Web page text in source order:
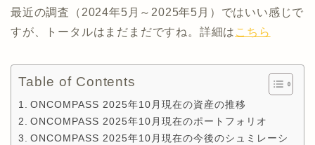
最近の調査（2024年5月～2025年5月）ではいい感じで
すが、トータルはまだまだですね。詳細は こちら
Table of Contents
ONCOMPASS 2025年10月現在の資産の推移
ONCOMPASS 2025年10月現在のポートフォリオ
ONCOMPASS 2025年10月現在の今後のシュミレーシ